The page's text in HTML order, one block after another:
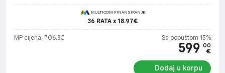
MULTICOM FINANSIRANJE
36 RATA x 18.97€
MP cijena: 706.8€ Sa popustom 15%
599 .00
€
Dodaj u korpu